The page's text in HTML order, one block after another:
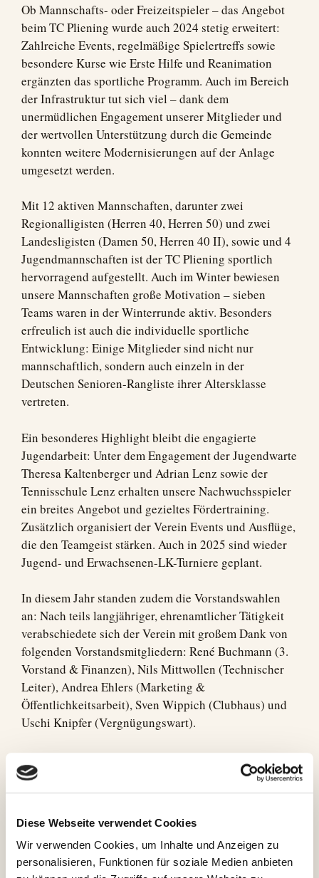
Diese Webseite verwendet Cookies
Wir verwenden Cookies, um Inhalte und Anzeigen zu
personalisieren, Funktionen für soziale Medien anbieten
Ob Mannschafts- oder Freizeitspieler – das Angebot
beim TC Pliening wurde auch 2024 stetig erweitert:
Zahlreiche Events, regelmäßige Spielertreffs sowie
besondere Kurse wie Erste Hilfe und Reanimation
ergänzten das sportliche Programm. Auch im Bereich
der Infrastruktur tut sich viel – dank dem
unermüdlichen Engagement unserer Mitglieder und
der wertvollen Unterstützung durch die Gemeinde
konnten weitere Modernisierungen auf der Anlage
umgesetzt werden.
Mit 12 aktiven Mannschaften, darunter zwei
Regionalligisten (Herren 40, Herren 50) und zwei
Landesligisten (Damen 50, Herren 40 II), sowie und 4
Jugendmannschaften ist der TC Pliening sportlich
hervorragend aufgestellt. Auch im Winter bewiesen
unsere Mannschaften große Motivation – sieben
Teams waren in der Winterrunde aktiv. Besonders
erfreulich ist auch die individuelle sportliche
Entwicklung: Einige Mitglieder sind nicht nur
mannschaftlich, sondern auch einzeln in der
Deutschen Senioren-Rangliste ihrer Altersklasse
vertreten.
Ein besonderes Highlight bleibt die engagierte
Jugendarbeit: Unter dem Engagement der Jugendwarte
Theresa Kaltenberger und Adrian Lenz sowie der
Tennisschule Lenz erhalten unsere Nachwuchsspieler
ein breites Angebot und gezieltes Fördertraining.
Zusätzlich organisiert der Verein Events und Ausflüge,
die den Teamgeist stärken. Auch in 2025 sind wieder
Jugend- und Erwachsenen-LK-Turniere geplant.
In diesem Jahr standen zudem die Vorstandswahlen
an: Nach teils langjähriger, ehrenamtlicher Tätigkeit
verabschiedete sich der Verein mit großem Dank von
folgenden Vorstandsmitgliedern: René Buchmann (3.
Vorstand & Finanzen), Nils Mittwollen (Technischer
Leiter), Andrea Ehlers (Marketing &
Öffentlichkeitsarbeit), Sven Wippich (Clubhaus) und
Uschi Knipfer (Vergnügungswart).
einige neue Vorstandsmitglieder begrüßen.